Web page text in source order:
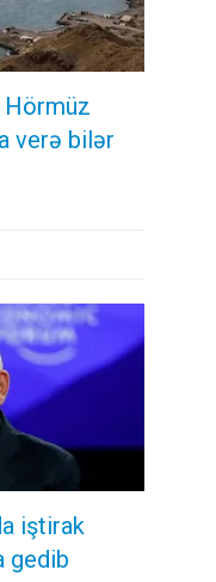
Hörmüz
verə bilər
iştirak
gedib